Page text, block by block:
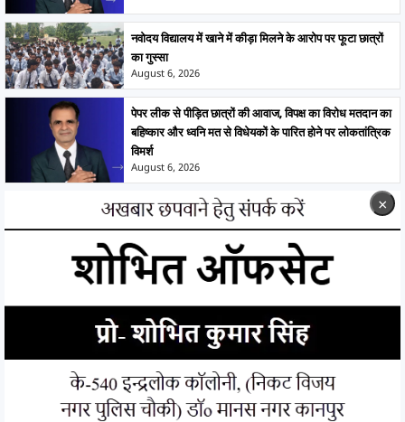
नवोदय विद्यालय में खाने में कीड़ा मिलने के आरोप पर फूटा छात्रों
का गुस्सा
August 6, 2026
पेपर लीक से पीड़ित छात्रों की आवाज, विपक्ष का विरोध मतदान का
बहिष्कार और ध्वनि मत से विधेयकों के पारित होने पर लोकतांत्रिक
विमर्श
August 6, 2026
×